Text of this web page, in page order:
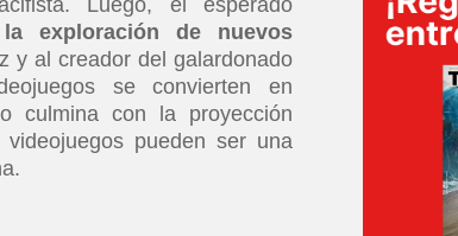
Luego, el esperado
exploración de nuevos
y al creador del galardonado
se convierten en
culmina con la proyección
pueden ser una